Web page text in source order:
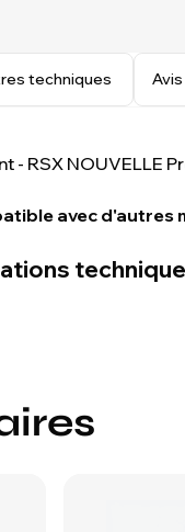
techniques Avis
- RSX NOUVELLE
avec